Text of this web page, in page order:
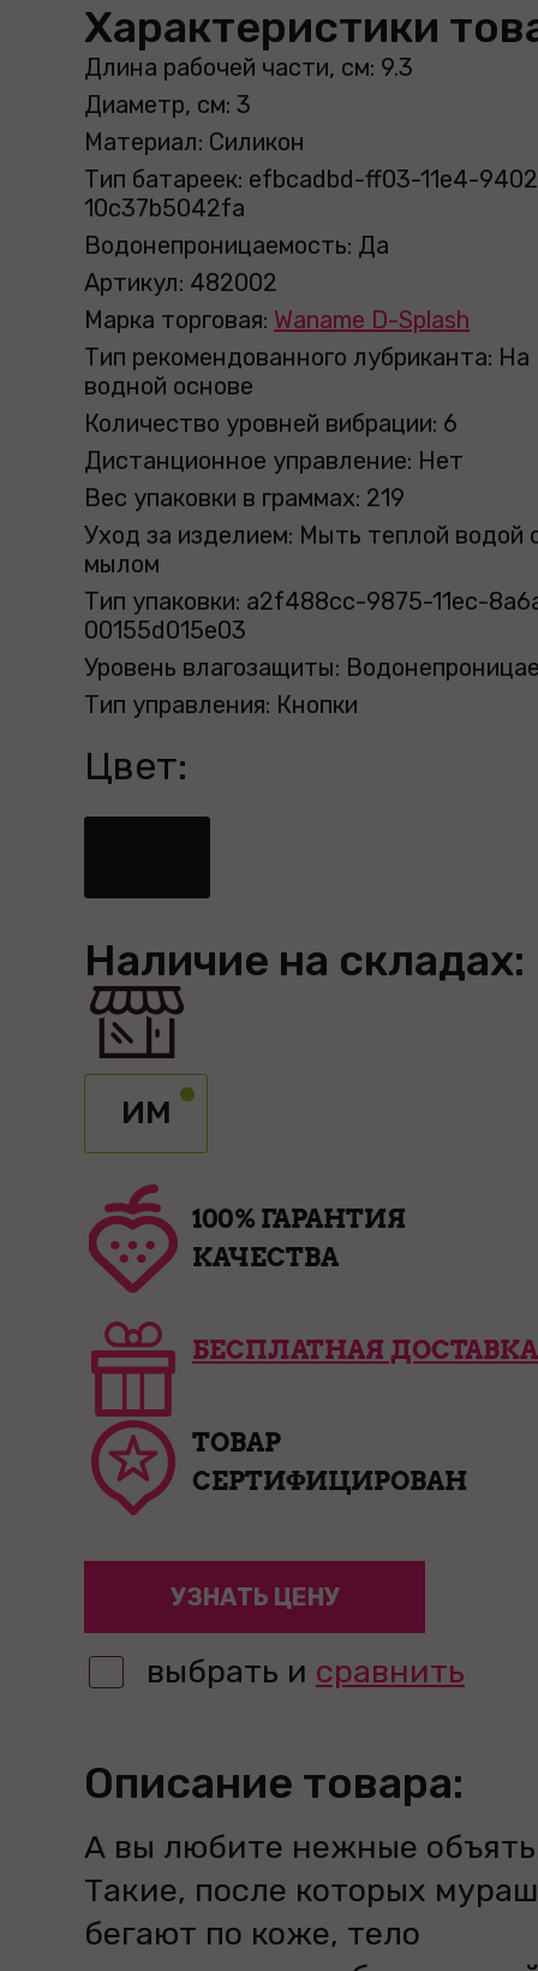
Характеристики
Длина рабочей части, см: 9.3
Диаметр, см: 3
Материал: Силикон
Тип батареек: efbcadbd-ff03-11e4-
10c37b5042fa
Водонепроницаемость: Да
Артикул: 482002
Марка торговая: Waname D-Splash
Тип рекомендованного лубриканта: На
водной основе
Количество уровней вибрации: 6
Дистанционное управление: Нет
Вес упаковки в граммах: 219
Уход за изделием: Мыть теплой водой
мылом
Тип упаковки: a2f488cc-9875-11ec-
00155d015e03
Уровень влагозащиты:
Тип управления: Кнопки
Цвет:
Наличие на складах:
ИМ
100% ГАРАНТИЯ
КАЧЕСТВА
БЕСПЛАТНАЯ ДОСТАВКА
ТОВАР
СЕРТИФИЦИРОВАН
УЗНАТЬ ЦЕНУ
выбрать и сравнить
Описание товара:
А вы любите нежные
Такие, после которых
бегают по коже, тело